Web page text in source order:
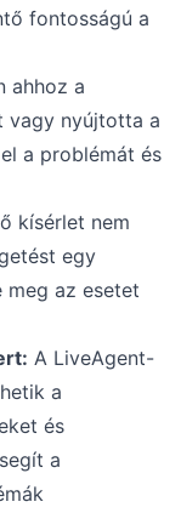
fontosságú a
ahhoz a
vagy nyújtotta a
a problémát és
kísérlet nem
egy
meg az esetet
A LiveAgent-
a
és
a